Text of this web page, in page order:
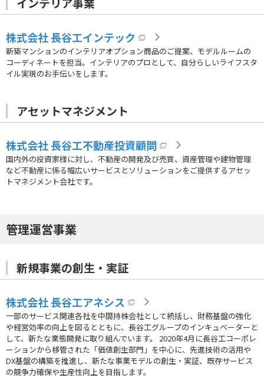
株式会社 長谷工インテック
新築マンションのインテリアオプション商品のご提案、モデルルームの
コーディネートを担当。インテリアのプロとして、自分らしいライフスタ
イル実現のお手伝いをします。
アセットマネジメント
株式会社 長谷工不動産投資顧問
国内外の投資家様に対し、不動産の開発及び売買、資産管理や建物管理
など不動産に係る幅広いサービスとソリューションをご提供するアセッ
トマネジメント会社です。
管理運営事業
新規事業の創生・実証
株式会社 長谷工アネシス
一部のサービス関連各社を中間持株会社として統括し、財務基盤の強化
や経営効率の向上を図るとともに、長谷工グループのインキュベーターと
して、新たな業態開発に取り組んでいます。 2020年4月に長谷工コーポレ
ーションから移管された「価値創生部門」を中心に、先進技術の活用や
DX基盤の構築を推進し、新たな事業モデルの創生・実証、既存サービス
の競争力確保や生産性向上を目指します。